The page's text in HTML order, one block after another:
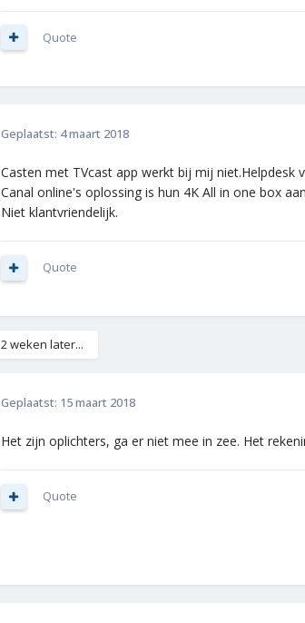
Quote
Geplaatst: 4 maart 2018
Casten met TVcast app werkt bij mij niet.Helpdesk
Canal online's oplossing is hun 4K All in one box
Niet klantvriendelijk.
Quote
2 weken later...
Geplaatst: 15 maart 2018
Het zijn oplichters, ga er niet mee in zee. Het
Quote